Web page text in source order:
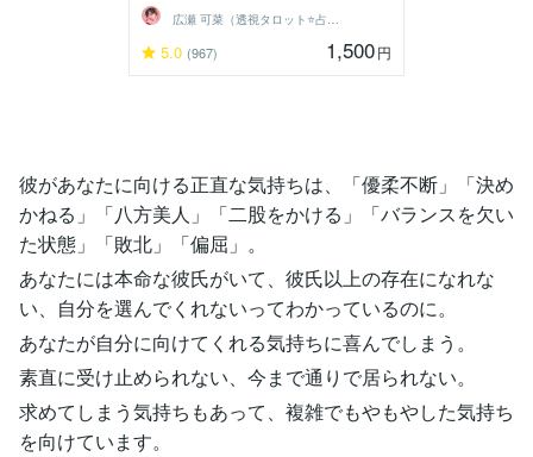
広瀬 可菜（透視タロット⭐占い師）
5.0 (967) 1,500円
彼があなたに向ける正直な気持ちは、「優柔不断」「決め
かねる」「八方美人」「二股をかける」「バランスを欠い
た状態」「敗北」「偏屈」。
あなたには本命な彼氏がいて、彼氏以上の存在になれな
い、自分を選んでくれないってわかっているのに。
あなたが自分に向けてくれる気持ちに喜んでしまう。
素直に受け止められない、今まで通りで居られない。
求めてしまう気持ちもあって、複雑でもやもやした気持ち
を向けています。